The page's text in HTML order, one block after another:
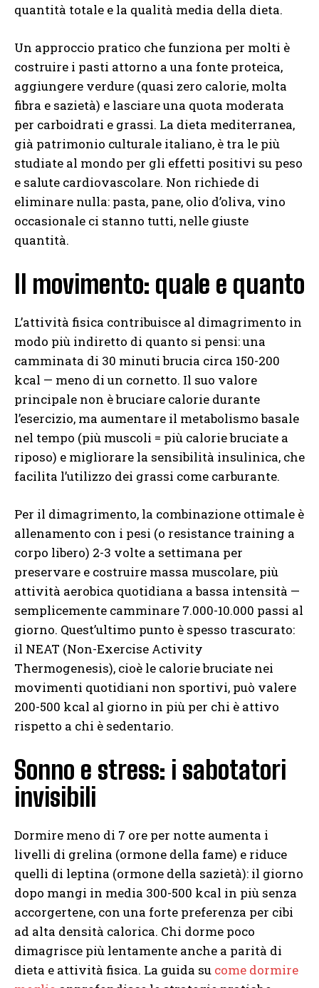
quantità totale e la qualità media della dieta.
Un approccio pratico che funziona per molti è
costruire i pasti attorno a una fonte proteica,
aggiungere verdure (quasi zero calorie, molta
fibra e sazietà) e lasciare una quota moderata
per carboidrati e grassi. La dieta mediterranea,
già patrimonio culturale italiano, è tra le più
studiate al mondo per gli effetti positivi su peso
e salute cardiovascolare. Non richiede di
eliminare nulla: pasta, pane, olio d’oliva, vino
occasionale ci stanno tutti, nelle giuste
quantità.
Il movimento: quale e quanto
L’attività fisica contribuisce al dimagrimento in
modo più indiretto di quanto si pensi: una
camminata di 30 minuti brucia circa 150-200
kcal — meno di un cornetto. Il suo valore
principale non è bruciare calorie durante
l’esercizio, ma aumentare il metabolismo basale
nel tempo (più muscoli = più calorie bruciate a
riposo) e migliorare la sensibilità insulinica, che
facilita l’utilizzo dei grassi come carburante.
Per il dimagrimento, la combinazione ottimale è
allenamento con i pesi (o resistance training a
corpo libero) 2-3 volte a settimana per
preservare e costruire massa muscolare, più
attività aerobica quotidiana a bassa intensità —
semplicemente camminare 7.000-10.000 passi al
giorno. Quest’ultimo punto è spesso trascurato:
il NEAT (Non-Exercise Activity
Thermogenesis), cioè le calorie bruciate nei
movimenti quotidiani non sportivi, può valere
200-500 kcal al giorno in più per chi è attivo
rispetto a chi è sedentario.
Sonno e stress: i sabotatori
invisibili
Dormire meno di 7 ore per notte aumenta i
livelli di grelina (ormone della fame) e riduce
quelli di leptina (ormone della sazietà): il giorno
dopo mangi in media 300-500 kcal in più senza
accorgertene, con una forte preferenza per cibi
ad alta densità calorica. Chi dorme poco
dimagrisce più lentamente anche a parità di
dieta e attività fisica. La guida su come dormire